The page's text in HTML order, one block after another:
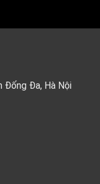
Đống Đa, Hà Nội